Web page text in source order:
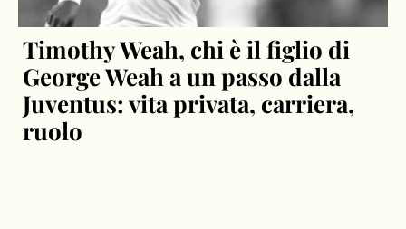
Timothy Weah, chi è il figlio di
George Weah a un passo dalla
Juventus: vita privata, carriera,
ruolo